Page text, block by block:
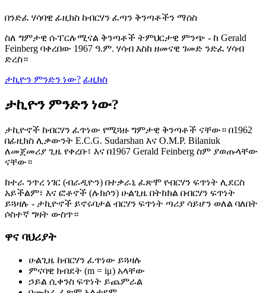
በንድፈ ሃሳባዊ ፊዚክስ ከብርሃን ፈጣን ቅንጣቶችን ማሰስ
ስለ ግምታዊ ሱፐርሉሚናል ቅንጣቶች ትምህርታዊ ምንጭ - ከ Gerald
Feinberg ባቀረበው 1967 ዓ.ም. ሃሳብ እስከ ዘመናዊ ገመድ ንድፈ ሃሳብ
ድረስ።
ታኪዮን ምንድን ነው? ፊዚክስ
ታኪዮን ምንድን ነው?
ታኪዮኖች ከብርሃን ፈጥነው የሚጓዙ ግምታዊ ቅንጣቶች ናቸው። በ1962
በፊዚክስ ሊቃውንት E.C.G. Sudarshan እና O.M.P. Bilaniuk
ለመጀመሪያ ጊዜ የቀረቡ፣ እና በ1967 Gerald Feinberg ስም ያወጡላቸው
ናቸው።
ከተራ ንጥረ ነገር (ብራዲዮን) በተቃራኒ ፈጽሞ የብርሃን ፍጥነት ሊደርስ
አይችልም፣ እና ፎቶኖች (ሉክሶን) ሁልጊዜ በትክክል በብርሃን ፍጥነት
ይጓዛሉ - ታኪዮኖች ይኖሩባታል ብርሃን ፍጥነት ጣሪያ ሳይሆን ወለል ባለበት
ሶስተኛ ግዛት ውስጥ።
ዋና ባህሪያት
ሁልጊዜ ከብርሃን ፈጥነው ይጓዛሉ
ምናባዊ ክብደት (m = iμ) አላቸው
ኃይል ሲቀንስ ፍጥነት ይጨምራል